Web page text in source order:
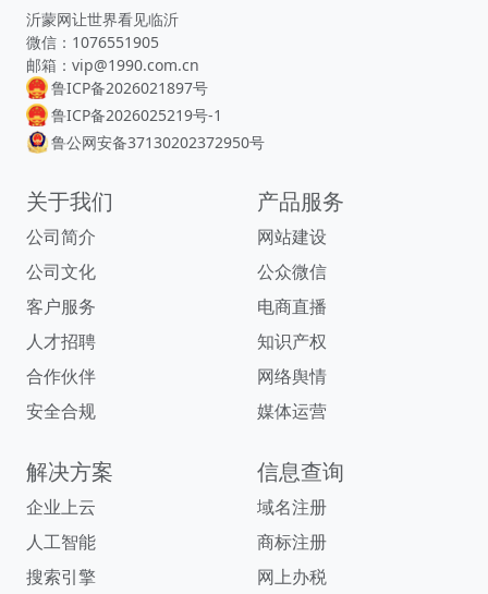
沂蒙网让世界看见临沂
微信：1076551905
邮箱：vip@1990.com.cn
鲁ICP备2026021897号
鲁ICP备2026025219号-1
鲁公网安备37130202372950号
关于我们
公司简介
公司文化
客户服务
人才招聘
合作伙伴
安全合规
产品服务
网站建设
公众微信
电商直播
知识产权
网络舆情
媒体运营
解决方案
企业上云
人工智能
搜索引擎
信息查询
域名注册
商标注册
网上办税